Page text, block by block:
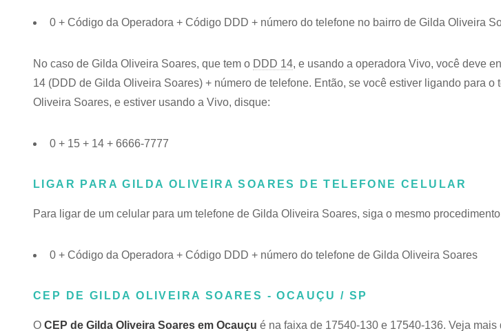
0 + Código da Operadora + Código DDD + número do telefone no bairro de Gilda Oliveira
No caso de Gilda Oliveira Soares, que tem o DDD 14, e usando a operadora Vivo, você deve
14 (DDD de Gilda Oliveira Soares) + número de telefone. Então, se você estiver ligando para o
Oliveira Soares, e estiver usando a Vivo, disque:
0 + 15 + 14 + 6666-7777
LIGAR PARA GILDA OLIVEIRA SOARES DE TELEFONE CELULAR
Para ligar de um celular para um telefone de Gilda Oliveira Soares, siga o mesmo
0 + Código da Operadora + Código DDD + número do telefone de Gilda Oliveira Soares
CEP DE GILDA OLIVEIRA SOARES - OCAUÇU / SP
O CEP de Gilda Oliveira Soares em Ocauçu é na faixa de 17540-130 e 17540-136. Veja